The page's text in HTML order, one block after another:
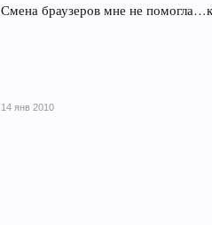
Смена браузеров мне не
14 янв 2010